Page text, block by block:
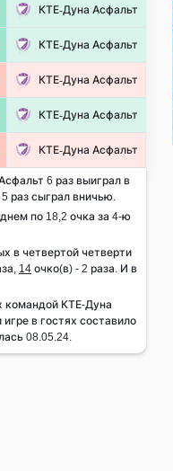
КТЕ-Дуна Асфальт
КТЕ-Дуна Асфальт
КТЕ-Дуна Асфальт
КТЕ-Дуна Асфальт
КТЕ-Дуна Асфальт
6 раз выиграл в
раз сыграл вничью.
по 18,2 очка за 4-ю
в четвертой четверти
14 очко(в) - 2 раза. И в
командой КТЕ-Дуна
в гостях составило
08.05.24.